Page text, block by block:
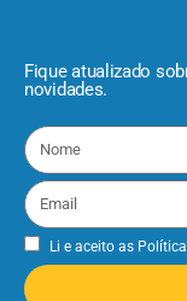
Fique atualizado
novidades.
Li e aceito as